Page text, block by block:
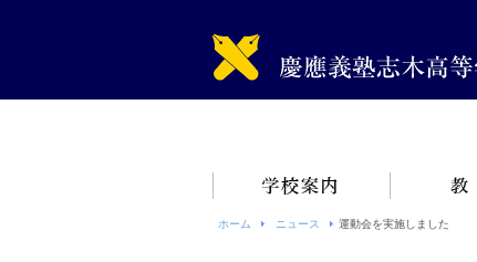
ホーム ニュース 運動会を実施しました